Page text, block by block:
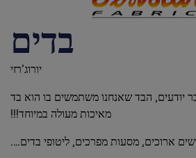
בדים
יורוג’רזי
יודעים, הבד שאנחנו משתמשים בו הוא בד
מאיכות מעולה במיוחד!!!
ארוכים, מסעות מפרכים, ליטופי בדים….